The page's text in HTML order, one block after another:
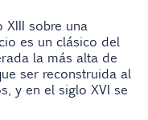
sobre una
es un clásico del
la más alta de
ser reconstruida al
y en el siglo XVI se